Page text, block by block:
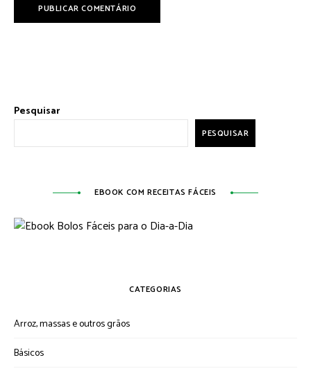
Pesquisar
PESQUISAR
EBOOK COM RECEITAS FÁCEIS
CATEGORIAS
Arroz, massas e outros grãos
Básicos